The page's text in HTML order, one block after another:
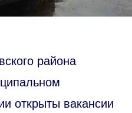
района
открыты вакансии